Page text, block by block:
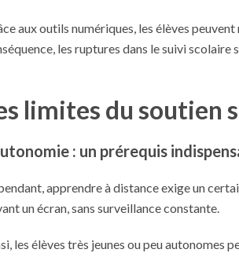
aux outils numériques, les élèves
les ruptures dans le suivi scolaire
limites du soutien
: un prérequis
apprendre à distance exige un
un écran, sans surveillance constante.
les élèves très jeunes ou peu autonomes